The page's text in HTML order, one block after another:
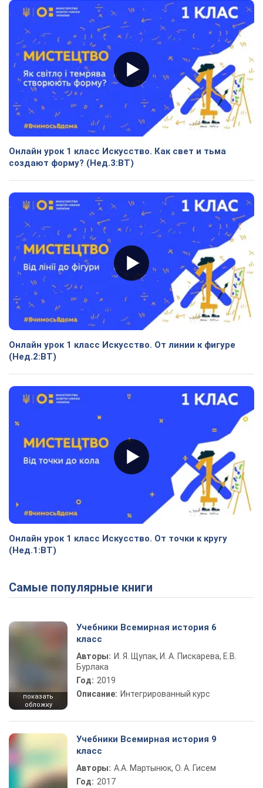
Онлайн урок 1 класс Искусство. Как свет и тьма
создают форму? (Нед.3:ВТ)
Онлайн урок 1 класс Искусство. От линии к фигуре
(Нед.2:ВТ)
Онлайн урок 1 класс Искусство. От точки к кругу
(Нед.1:ВТ)
Самые популярные книги
показать
обложку
Учебники Всемирная история 6
класс
Авторы: И. Я. Щупак, И. А. Пискарева, Е.В.
Бурлака
Год: 2019
Описание: Интегрированный курс
Учебники Всемирная история 9
класс
Авторы: А.А. Мартынюк, О. А. Гисем
Год: 2017